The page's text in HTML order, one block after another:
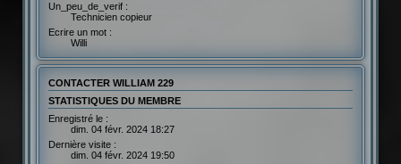
Un_peu_de_verif :
Technicien copieur
Ecrire un mot :
Willi
CONTACTER WILLIAM 229
STATISTIQUES DU MEMBRE
Enregistré le :
dim. 04 févr. 2024 18:27
Dernière visite :
dim. 04 févr. 2024 19:50